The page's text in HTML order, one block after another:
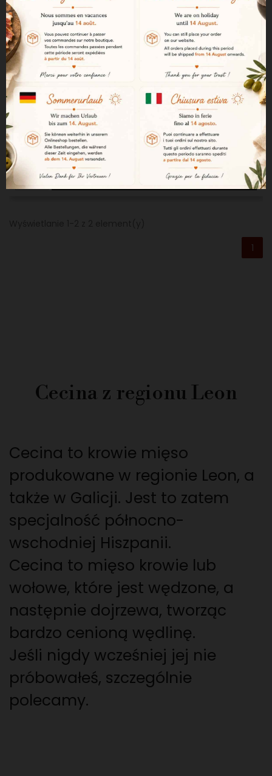
Cecina
63,44 €
 BRAK W MAGAZYNIE
1
Cecina z regionu Leon
Cecina to krowie mięso
produkowane w regionie Leon, a
także w Galicji. Jest to zatem
specjalność północno-
wschodniej Hiszpanii.
Cecina to mięso krowie lub
wołowe, które jest wędzone, a
następnie dojrzewa, tworząc
bardzo cenioną wędlinę.
Jeśli nigdy wcześniej jej nie
próbowałeś, szczególnie
polecamy.